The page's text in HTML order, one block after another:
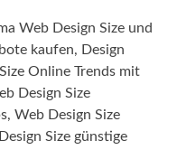
Web Design Size und
kaufen, Design
Online Trends mit
Design Size
Web Design Size
Size günstige